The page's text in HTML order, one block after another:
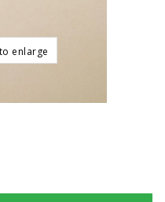
enlarge